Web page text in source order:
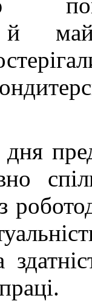
й